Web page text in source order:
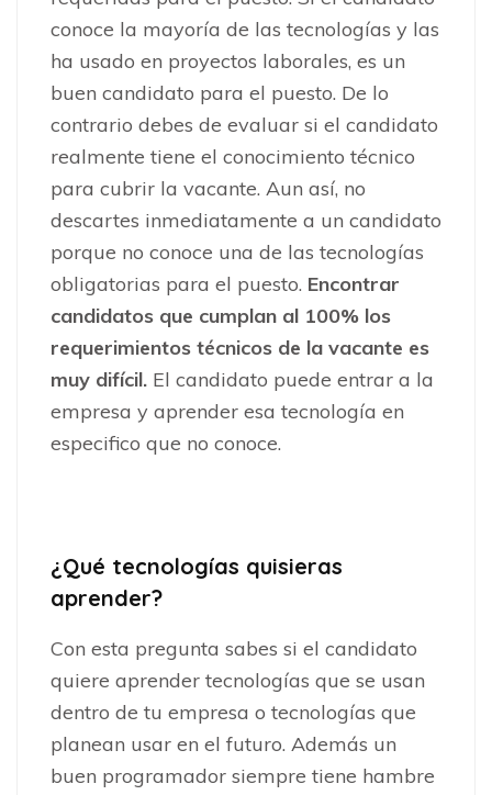
conoce la mayoría de las tecnologías y las
ha usado en proyectos laborales, es un
buen candidato para el puesto. De lo
contrario debes de evaluar si el candidato
realmente tiene el conocimiento técnico
para cubrir la vacante. Aun así, no
descartes inmediatamente a un candidato
porque no conoce una de las tecnologías
obligatorias para el puesto. Encontrar
candidatos que cumplan al 100% los
requerimientos técnicos de la vacante es
muy difícil. El candidato puede entrar a la
empresa y aprender esa tecnología en
especifico que no conoce.
¿Qué tecnologías quisieras
aprender?
Con esta pregunta sabes si el candidato
quiere aprender tecnologías que se usan
dentro de tu empresa o tecnologías que
planean usar en el futuro. Además un
buen programador siempre tiene hambre